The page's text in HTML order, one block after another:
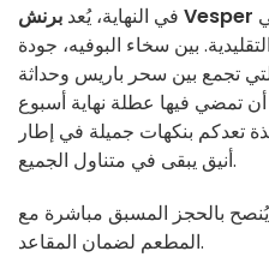
في النهاية، يُعد برنش Vesper
بين سخاء البوفيه، جودة
تجمع بين سحر باريس وحداثة
تمضي فيها عطلة نهاية أسبوع
تعدكم بنكهات جميلة في إطار
أنيق يبقى في متناول الجميع.
بالحجز المسبق مباشرة مع
المطعم لضمان المقاعد.